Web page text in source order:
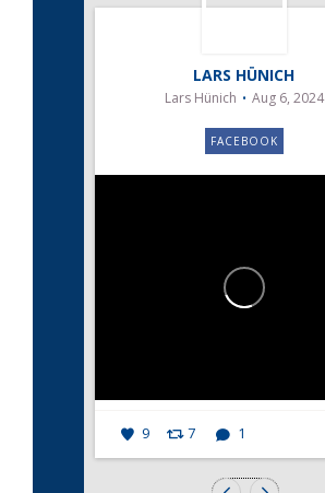
LARS HÜNICH
Lars Hünich Aug 6, 2024
FACEBOOK
9 7 1